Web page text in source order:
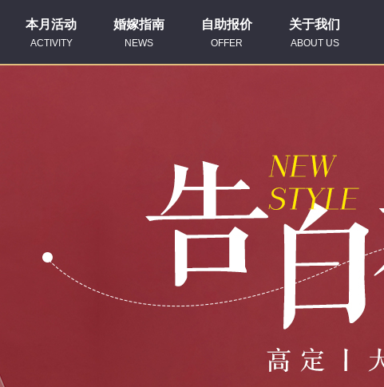
本月活动
ACTIVITY
婚嫁指南
NEWS
自助报价
OFFER
关于我们
ABOUT US